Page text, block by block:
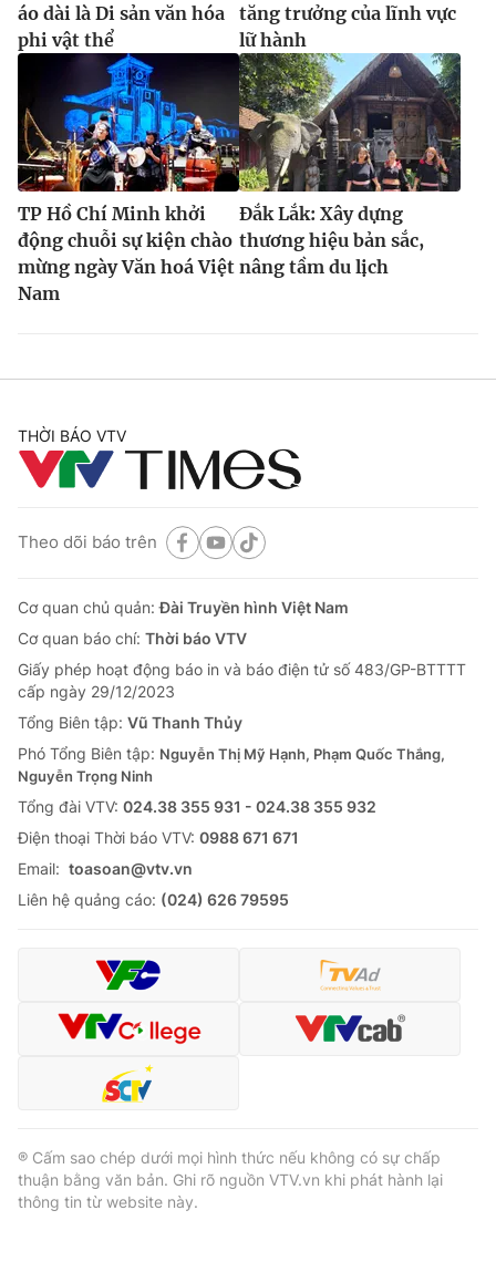
áo dài là Di sản văn hóa
phi vật thể
tăng trưởng của lĩnh vực
lữ hành
TP Hồ Chí Minh khởi
động chuỗi sự kiện chào
mừng ngày Văn hoá Việt
Nam
Đắk Lắk: Xây dựng
thương hiệu bản sắc,
nâng tầm du lịch
THỜI BÁO VTV
Theo dõi báo trên
Cơ quan chủ quản:Đài Truyền hình Việt Nam
Cơ quan báo chí: Thời báo VTV
Giấy phép hoạt động báo in và báo điện tử số 483/GP-BTTTT
cấp ngày 29/12/2023
Tổng Biên tập: Vũ Thanh Thủy
Phó Tổng Biên tập: Nguyễn Thị Mỹ Hạnh, Phạm Quốc Thắng,
Nguyễn Trọng Ninh
Tổng đài VTV: 024.38 355 931 - 024.38 355 932
Ðiện thoại Thời báo VTV: 0988 671 671
Email: toasoan@vtv.vn
Liên hệ quảng cáo: (024) 626 79595
® Cấm sao chép dưới mọi hình thức nếu không có sự chấp
thuận bằng văn bản. Ghi rõ nguồn VTV.vn khi phát hành lại
thông tin từ website này.